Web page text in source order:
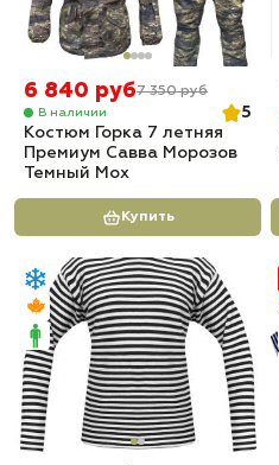
6 840 руб7 350 руб
В наличии
5
Костюм Горка 7 летняя
Премиум Савва Морозов
Темный Мох
Купить